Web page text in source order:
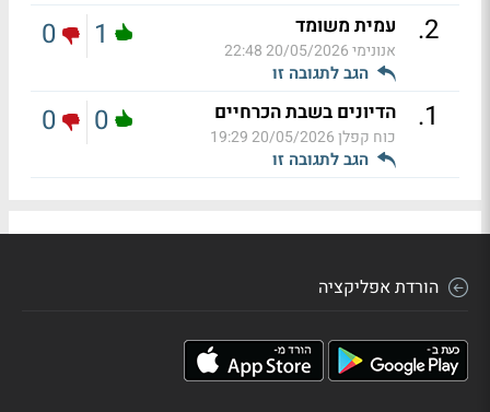
2
. עמית משומד
אנונימי20/05/2026 22:48
הגב לתגובה זו
1
0
1
. הדיונים בשבת הכרחיים
כוח קפלן20/05/2026 19:29
הגב לתגובה זו
0
0
הורדת אפליקציה